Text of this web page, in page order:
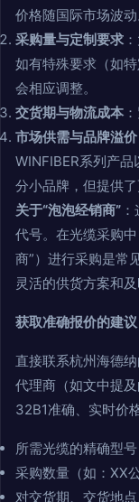
价格随国际市场波动
采购量与定制要求
如有特殊要求（如
会相应调整。
交货期与物流成本
市场供需与品牌溢价
WINFIBER系列产
分小品牌，但提供
关于“泡泡经销商”
代号。在光缆采购
商”）进行采购是常
灵活的供货方案和及
获取准确报价的建议
直接联系杭州海德
代理商（如文中提
32B1准确、实时价
所需光缆的精确型
采购数量（如：XX公
对交货期、交货地点